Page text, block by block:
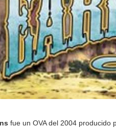
fue un OVA del 2004 producido